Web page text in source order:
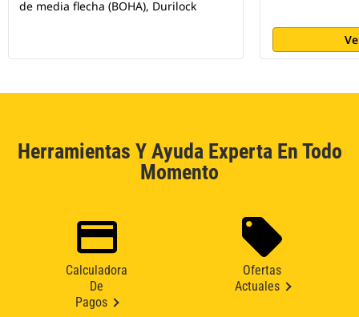
de media flecha (BOHA), Durilock
Herramientas Y Ayuda Experta En Todo
Momento
Calculadora
De
Pagos
Ofertas
Actuales